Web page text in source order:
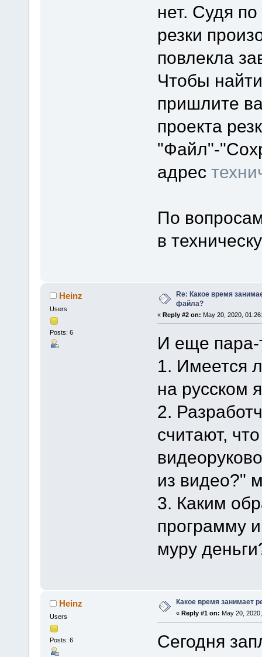
нет. Судя
резки
повлекла
Чтобы
пришлите
проекта
"Файл"-
адрес
По
в
Heinz
Users
Posts: 6
Re: Какое время
файла?
« Reply #2 on: May 20, 2020,
И еще пара-
1. Имеется
на русском
2.
считают,
из видео?"
3. Каким
программу
муру
Heinz
Users
Posts: 6
Какое время занимает
« Reply #1 on: May 20,
Сегодня